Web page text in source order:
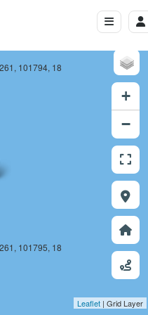
101794, 18
101795, 18
+
−
Leaflet | Grid Layer